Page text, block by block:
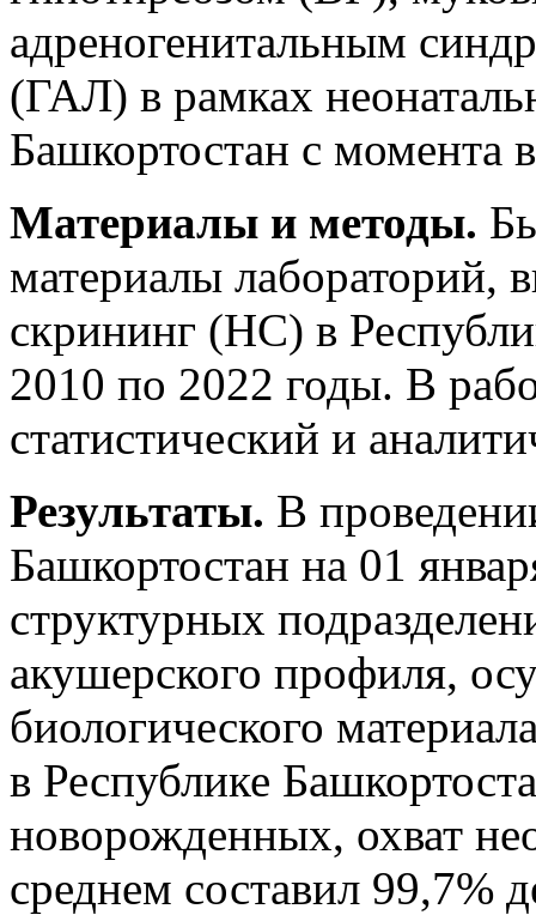
адреногенитальным
(ГАЛ) в рамках
Башкортостан с момента
Материалы и методы.
материалы лабораторий,
скрининг (НС) в
2010 по 2022 годы. В
статистический и
Результаты. В
Башкортостан на 01
структурных
акушерского профиля,
биологического
в Республике
новорожденных, охват
среднем составил 99,7%